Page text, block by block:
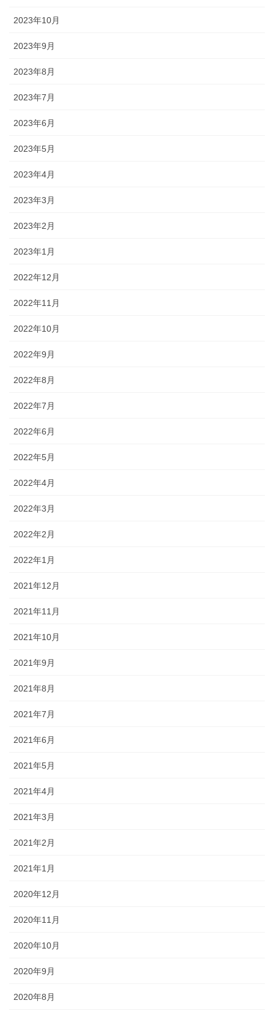
2023年10月
2023年9月
2023年8月
2023年7月
2023年6月
2023年5月
2023年4月
2023年3月
2023年2月
2023年1月
2022年12月
2022年11月
2022年10月
2022年9月
2022年8月
2022年7月
2022年6月
2022年5月
2022年4月
2022年3月
2022年2月
2022年1月
2021年12月
2021年11月
2021年10月
2021年9月
2021年8月
2021年7月
2021年6月
2021年5月
2021年4月
2021年3月
2021年2月
2021年1月
2020年12月
2020年11月
2020年10月
2020年9月
2020年8月